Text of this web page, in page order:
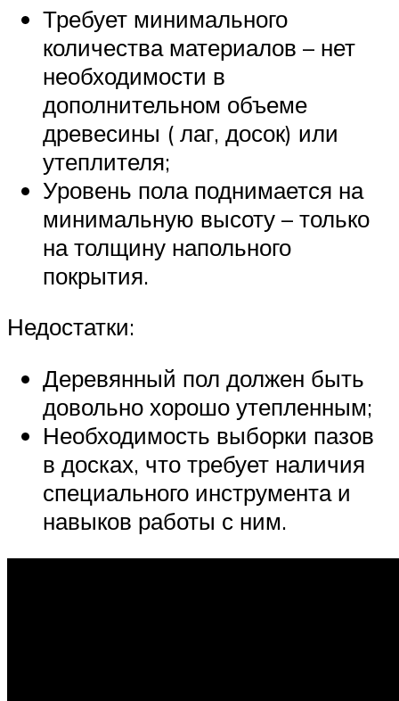
Требует минимального
количества материалов – нет
необходимости в
дополнительном объеме
древесины ( лаг, досок) или
утеплителя;
Уровень пола поднимается на
минимальную высоту – только
на толщину напольного
покрытия.
Недостатки:
Деревянный пол должен быть
довольно хорошо утепленным;
Необходимость выборки пазов
в досках, что требует наличия
специального инструмента и
навыков работы с ним.